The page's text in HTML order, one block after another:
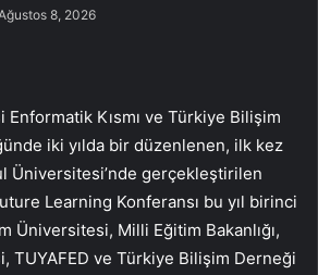
8, 2026
Kısmı ve Türkiye Bilişim
iki yılda bir düzenlenen, ilk kez
Üniversitesi’nde gerçekleştirilen
Learning Konferansı bu yıl birinci
Üniversitesi, Milli Eğitim Bakanlığı,
TUYAFED ve Türkiye Bilişim Derneği